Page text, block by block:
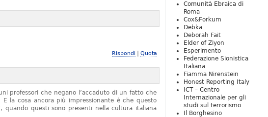
Rispondi Quota
professori che negano l’accaduto di un fatto che
la cosa ancora più impressionante è che questo
quando questi sono presenti nella cultura italiana
Comunità Ebraica di
Roma
Cox&Forkum
Debka
Deborah Fait
Elder of Ziyon
Esperimento
Federazione Sionistica
Italiana
Fiamma Nirenstein
Honest Reporting Italy
ICT – Centro
Internazionale per gli
studi sul terrorismo
Il Borghesino